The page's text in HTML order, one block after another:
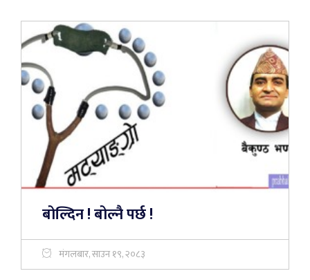
बोल्दिन ! बोल्नै पर्छ !
मंगलबार, साउन १९, २०८३